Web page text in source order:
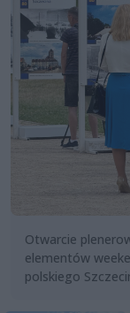
Otwarcie
elementów
polskiego